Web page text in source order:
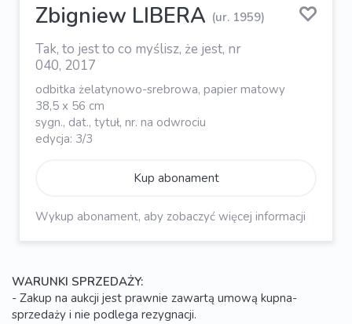
Zbigniew LIBERA (ur. 1959)
Tak, to jest to co myślisz, że jest, nr
040, 2017
odbitka żelatynowo-srebrowa, papier matowy
38,5 x 56 cm
sygn., dat., tytuł, nr. na odwrociu
edycja: 3/3
Kup abonament
Wykup abonament, aby zobaczyć więcej informacji
WARUNKI SPRZEDAŻY:
- Zakup na aukcji jest prawnie zawartą umową kupna-
sprzedaży i nie podlega rezygnacji.